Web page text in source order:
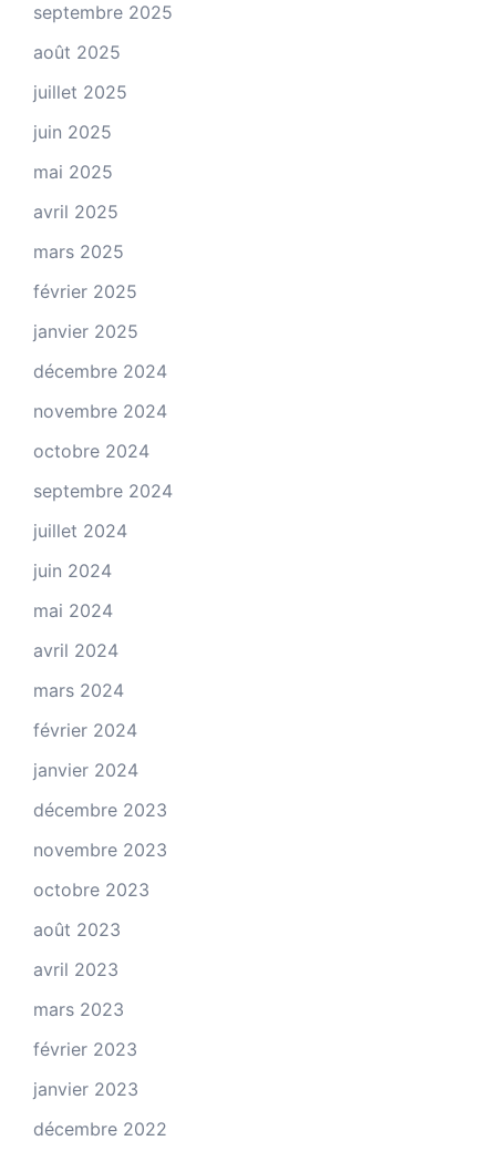
septembre 2025
août 2025
juillet 2025
juin 2025
mai 2025
avril 2025
mars 2025
février 2025
janvier 2025
décembre 2024
novembre 2024
octobre 2024
septembre 2024
juillet 2024
juin 2024
mai 2024
avril 2024
mars 2024
février 2024
janvier 2024
décembre 2023
novembre 2023
octobre 2023
août 2023
avril 2023
mars 2023
février 2023
janvier 2023
décembre 2022